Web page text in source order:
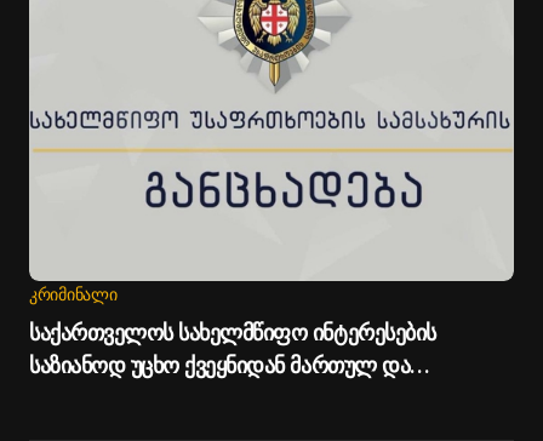
ᲙᲠᲘᲛᲘᲜᲐᲚᲘ
საქართველოს სახელმწიფო ინტერესების
საზიანოდ უცხო ქვეყნიდან მართულ და